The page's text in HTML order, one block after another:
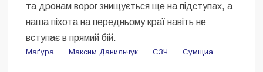
та дронам ворог знищується ще на підступах, а
наша піхота на передньому краї навіть не
вступає в прямий бій.
Маґура Максим Данильчук СЗЧ Сумщиа